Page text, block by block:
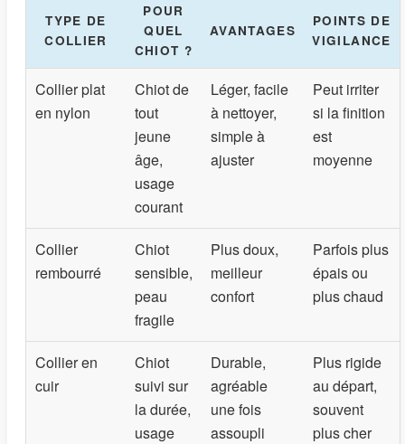
TYPE DE
COLLIER
POUR
QUEL
CHIOT ?
AVANTAGES
POINTS DE
VIGILANCE
Collier plat
en nylon
Chiot de
tout
jeune
âge,
usage
courant
Léger, facile
à nettoyer,
simple à
ajuster
Peut irriter
si la finition
est
moyenne
Collier
rembourré
Chiot
sensible,
peau
fragile
Plus doux,
meilleur
confort
Parfois plus
épais ou
plus chaud
Collier en
cuir
Chiot
suivi sur
la durée,
usage
Durable,
agréable
une fois
assoupli
Plus rigide
au départ,
souvent
plus cher